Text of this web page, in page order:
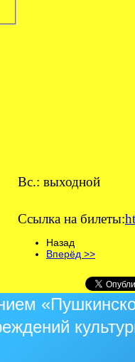
Вс.: выходной
Ссылка на билеты:
Назад
Вперёд >>